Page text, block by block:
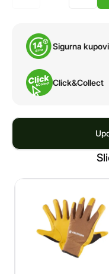
Sigurna
Click&Collect